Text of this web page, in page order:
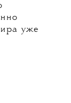
уже